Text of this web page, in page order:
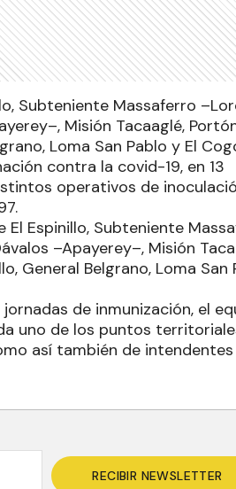
Subteniente Massaferro
Misión Tacaaglé,
Loma San Pablo y El
contra la covid-19, en 13
operativos de
Espinillo, Subteniente
–Apayerey–, Misión
General Belgrano, Loma San
de inmunización, el
uno de los puntos
así también de
RECIBIR NEWSLETTER